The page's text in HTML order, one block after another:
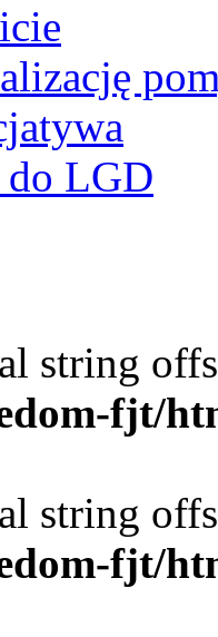
do LGD
string
fjt/
string
fjt/